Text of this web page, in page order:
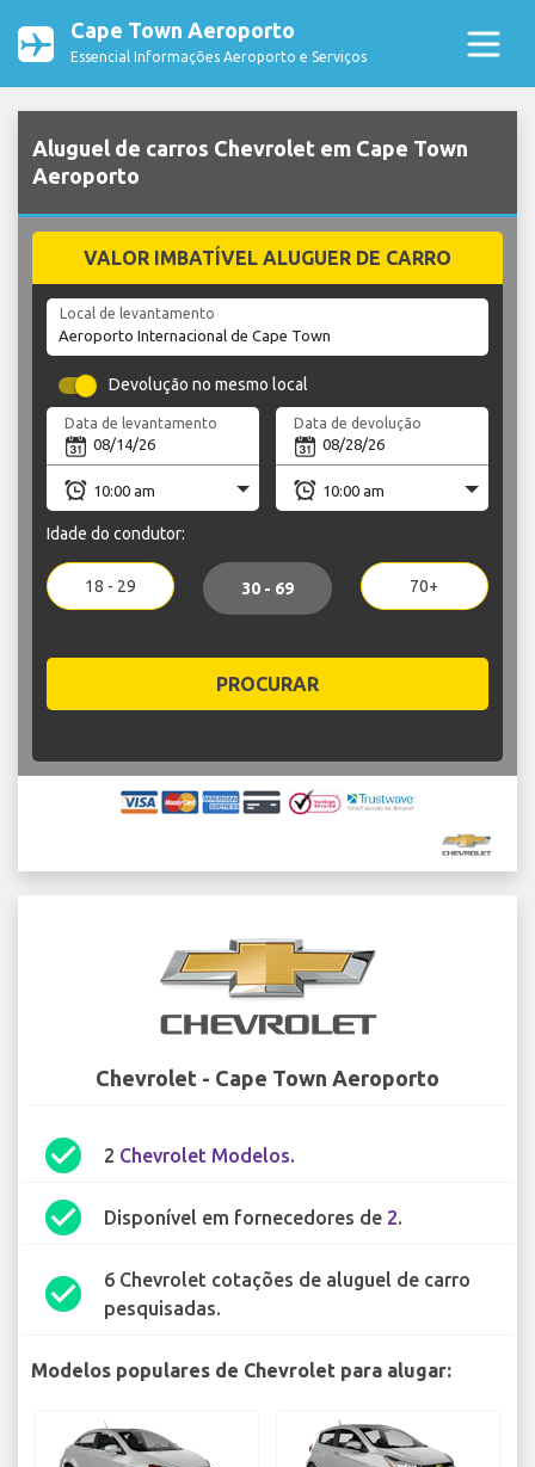
Cape Town Aeroporto
Essencial Informações Aeroporto e Serviços
Aluguel de carros Chevrolet em Cape Town
Aeroporto
VALOR IMBATÍVEL ALUGUER DE CARRO
Local de levantamento
Devolução no mesmo local
Data de levantamento Data de devolução
Idade do condutor:
18 - 29 30 - 69 70+
PROCURAR
Chevrolet - Cape Town Aeroporto
check_circle 2 Chevrolet Modelos.
check_circle Disponível em fornecedores de 2.
check_circle
6 Chevrolet cotações de aluguel de carro
pesquisadas.
Modelos populares de Chevrolet para alugar: